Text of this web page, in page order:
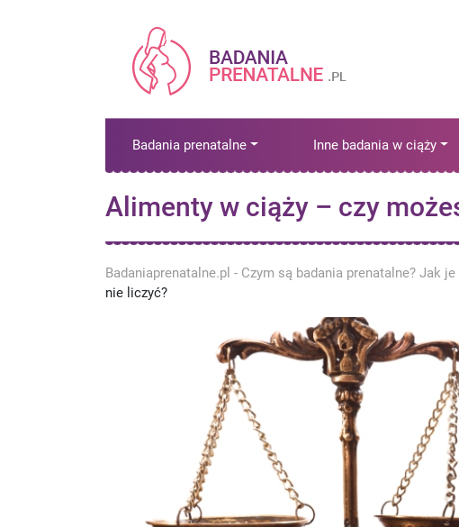
Badania prenatalne Inne badania w ciąży
Alimenty w ciąży – czy
Badaniaprenatalne.pl - Czym są badania prenatalne? Jak
nie liczyć?